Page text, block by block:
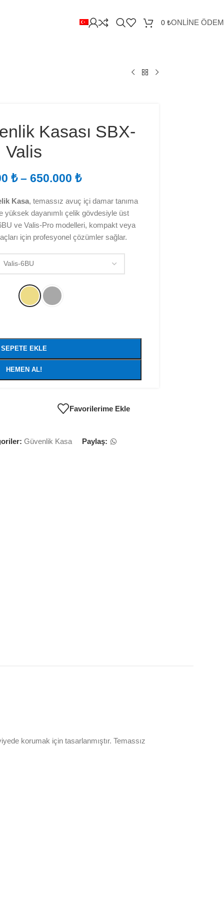
0₺ONLİNE
Kasası SBX-
Valis
₺ –650.000₺
Kasa, temassız avuç içi damar tanıma
yüksek dayanımlı çelik gövdesiyle üst
ve Valis-Pro modelleri, kompakt veya
için profesyonel çözümler sağlar.
SEPETE EKLE
HEMEN AL!
Favorilerime Ekle
Güvenlik Kasa Paylaş:
korumak için tasarlanmıştır. Temassız